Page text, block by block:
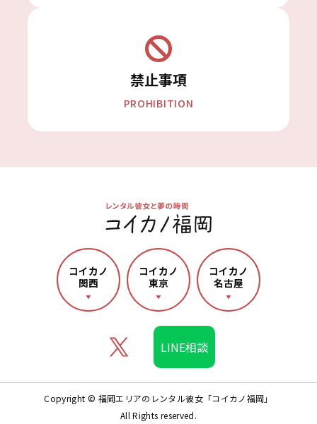
禁止事項
PROHIBITION
LINE相談
Copyright © 福岡エリアのレンタル彼女「コイカノ福岡」
All Rights reserved.